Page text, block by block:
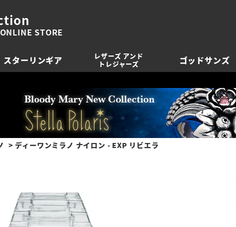
STORE
スターリンギア
レザーズ アンド
トレジャーズ
ゴッドサンズ
ディーワンミラノ ナイロン - EXP リビエラ